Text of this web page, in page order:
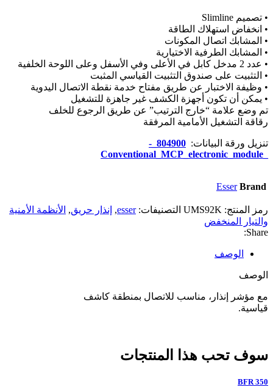
• تصميم Slimline
• انخفاض استهلاك الطاقة
• المشابك اتصال المكونات
• المشابك الطرفية الاختيارية
• عدد 2 مدخل كابل في الأعلى وفي الأسفل وعلى اللوحة الخلفية
• التثبيت على صندوق التثبيت القياسي المثبت
• وظيفة الاختبار عن طريق مفتاح خدمة نقطة الاتصال اليدوية
• يمكن أن تكون أجهزة الكشف غير جاهزة للتشغيل
تم وضع علامة “خارج الترتيب” عن طريق الرجوع للخلف
رقاقة التشغيل الأمامية المرفقة
تنزيل ورقة البيانات:
804900_-
Brand
Esser
رمز المنتج: UMS92K التصنيفات: esser
, إنذار حريق, الأنظمة الأمنية
والتيار المنخفض
Share:
الوصف
الوصف
مع مؤشر إنذار، مناسب للاتصال بمنطقة كاشف
قياسية.
سوف تحب هذا المنتجات
BFR 350